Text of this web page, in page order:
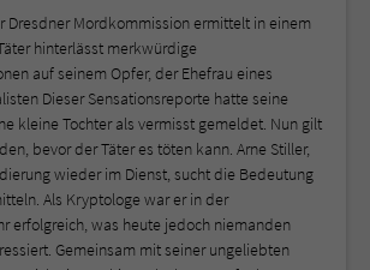
Dresdner Mordkommission ermittelt in einem
hinterlässt merkwürdige
auf seinem Opfer, der Ehefrau eines
Dieser Sensationsreporte hatte seine
kleine Tochter als vermisst gemeldet. Nun gilt
bevor der Täter es töten kann. Arne Stiller,
wieder im Dienst, sucht die Bedeutung
Als Kryptologe war er in der
erfolgreich, was heute jedoch niemanden
Gemeinsam mit seiner ungeliebten